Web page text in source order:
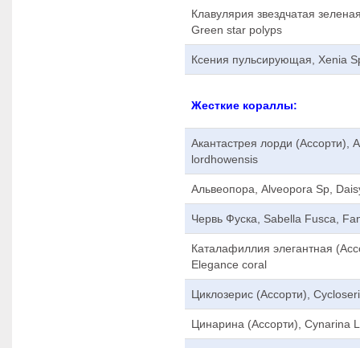
Клавулярия звездчатая
Green star polyps
Ксения пульсирующая, Xenia
Жесткие кораллы:
Акантастрея лорди (Ассорти),
lordhowensis
Альвеопора, Alveopora Sp,
Червь Фуска, Sabella Fusca,
Каталафиллия элегантная
Elegance coral
Циклозерис (Ассорти),
Цинарина (Ассорти), Cynarina